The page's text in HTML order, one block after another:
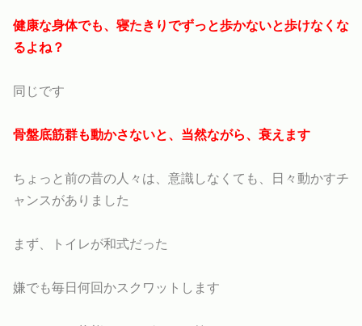
健康な身体でも、寝たきりでずっと歩かないと歩けなくな
るよね？
同じです
骨盤底筋群も動かさないと、当然ながら、衰えます
ちょっと前の昔の人々は、意識しなくても、日々動かすチ
ャンスがありました
まず、トイレが和式だった
嫌でも毎日何回かスクワットします